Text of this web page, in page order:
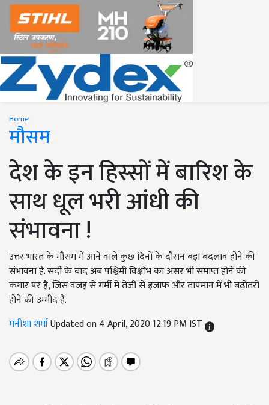
Home
मौसम
देश के इन हिस्सों में बारिश के
साथ धूल भरी आंधी की
संभावना !
उत्तर भारत के मौसम में आने वाले कुछ दिनों के दौरान बड़ा बदलाव होने की
संभावना है. सर्दी के बाद अब पश्चिमी विक्षोभ का असर भी समाप्त होने की
कगार पर है, जिस वजह से गर्मी में तेजी से इजाफ और तापमान में भी बढ़ोतरी
होने की उम्मीद है.
मनीशा शर्माUpdated on 4 April, 2020 12:19 PM IST